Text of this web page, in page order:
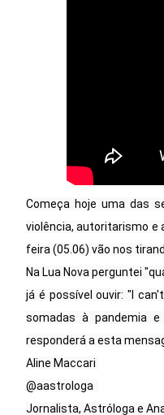
Começa hoje uma das
violência, autoritarismo e
feira (05.06) vão nos
Na Lua Nova perguntei
já é possível ouvir: "I
somadas à pandemia
responderá a esta
Aline Maccari
@aastrologa